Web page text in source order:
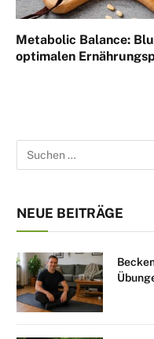
Metabolic Balance:
optimalen
NEUE BEITRÄGE